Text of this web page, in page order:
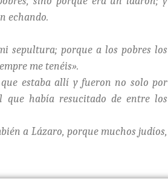
echando.
sepultura; porque a los pobres los
me tenéis».
estaba allí y fueron no solo por
que había resucitado de entre los
a Lázaro, porque muchos judíos,